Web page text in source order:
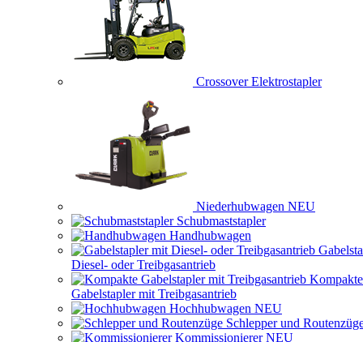
Crossover Elektrostapler
Niederhubwagen NEU
Schubmaststapler
Handhubwagen
Diesel- oder Treibgasantrieb
Kompakte
Gabelstapler mit Treibgasantrieb
Hochhubwagen NEU
Schlepper und
Kommissionierer NEU